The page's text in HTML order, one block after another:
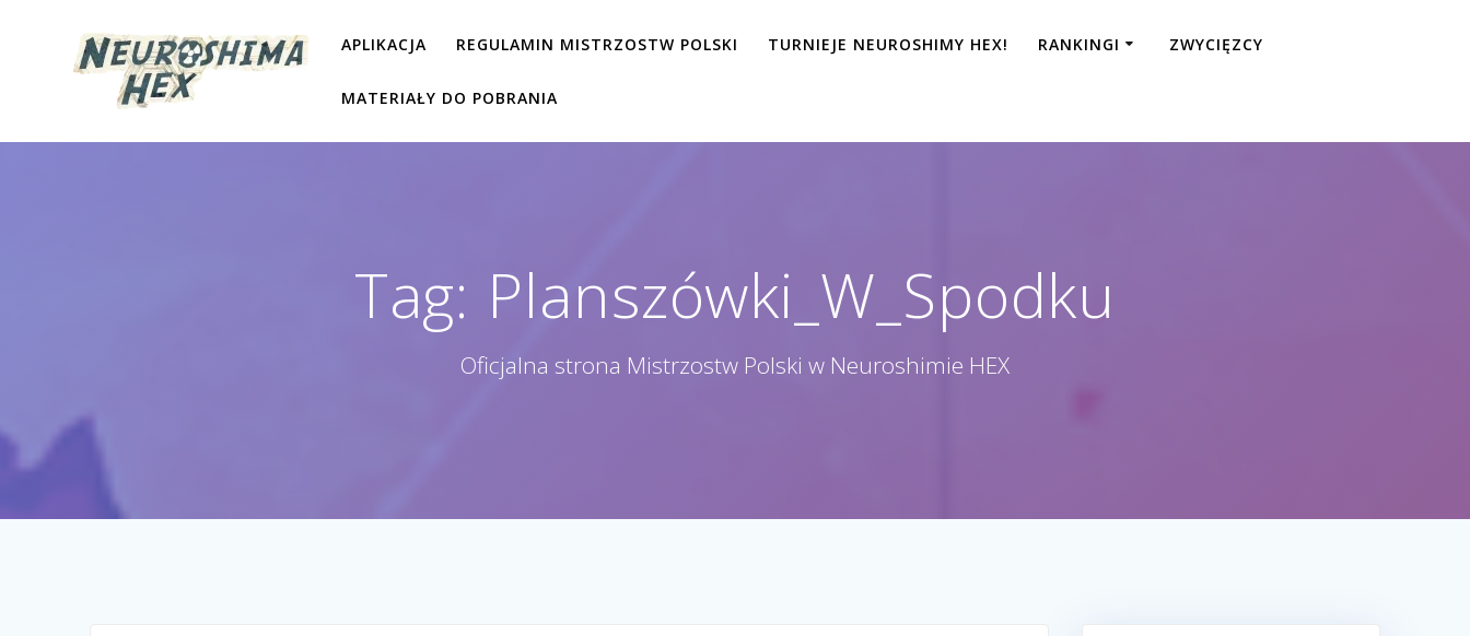
APLIKACJA REGULAMIN MISTRZOSTW POLSKI TURNIEJE NEUROSHIMY HEX! RANKINGI ZWYCIĘZCY
MATERIAŁY DO POBRANIA
Tag: Planszówki_W_Spodku
Oficjalna strona Mistrzostw Polski w Neuroshimie HEX